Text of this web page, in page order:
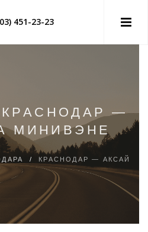
451-23-23
—
МИНИВЭНЕ
/ КРАСНОДАР — АКСАЙ